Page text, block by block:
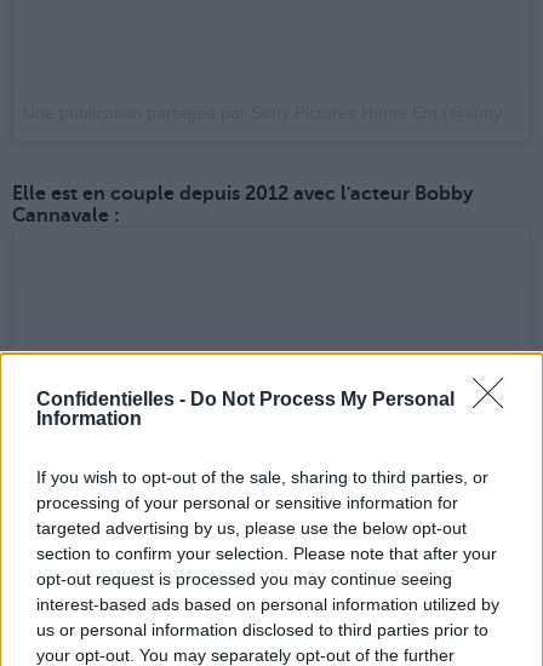
Confidentielles - Do Not Process My Personal
Information
If you wish to opt-out of the sale, sharing to third parties, or
processing of your personal or sensitive information for
targeted advertising by us, please use the below opt-out
section to confirm your selection. Please note that after your
opt-out request is processed you may continue seeing
interest-based ads based on personal information utilized by
us or personal information disclosed to third parties prior to
your opt-out. You may separately opt-out of the further
Elle est en couple depuis 2012 avec l'acteur Bobby
Cannavale :